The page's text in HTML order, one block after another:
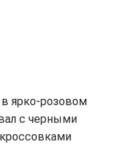
ярко-розовом
с черными